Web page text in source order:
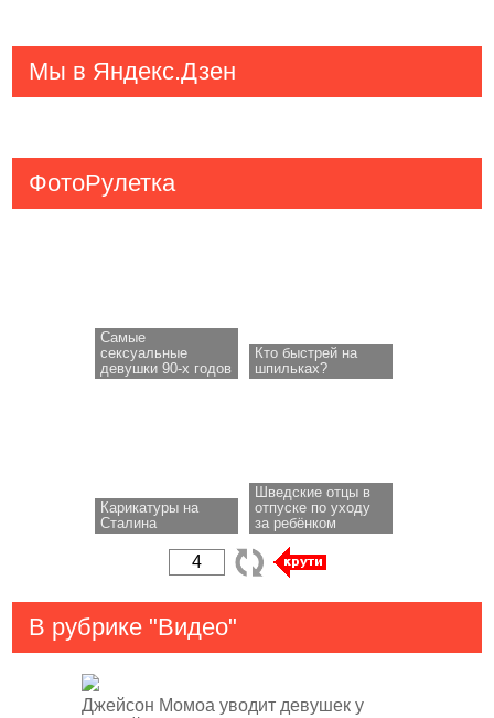
Мы в Яндекс.Дзен
ФотоРулетка
Самые
сексуальные
девушки 90-х годов
Кто быстрей на
шпильках?
Карикатуры на
Сталина
Шведские отцы в
отпуске по уходу
за ребёнком
В рубрике "Видео"
Джейсон Момоа уводит девушек у